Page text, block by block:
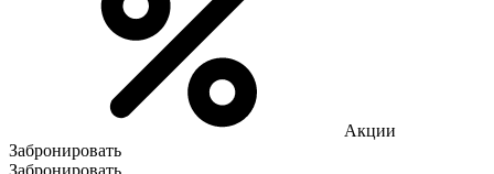
Акции
Забронировать
Забронировать